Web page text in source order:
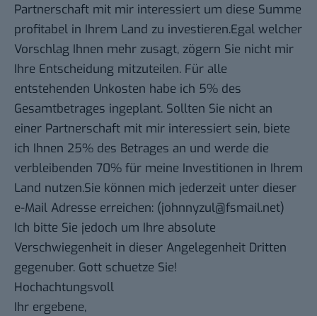
Partnerschaft mit mir interessiert um diese Summe
profitabel in Ihrem Land zu investieren.Egal welcher
Vorschlag Ihnen mehr zusagt, zögern Sie nicht mir
Ihre Entscheidung mitzuteilen. Für alle
entstehenden Unkosten habe ich 5% des
Gesamtbetrages ingeplant. Sollten Sie nicht an
einer Partnerschaft mit mir interessiert sein, biete
ich Ihnen 25% des Betrages an und werde die
verbleibenden 70% für meine Investitionen in Ihrem
Land nutzen.Sie können mich jederzeit unter dieser
e-Mail Adresse erreichen: (johnnyzul@fsmail.net)
Ich bitte Sie jedoch um Ihre absolute
Verschwiegenheit in dieser Angelegenheit Dritten
gegenuber. Gott schuetze Sie!
Hochachtungsvoll
Ihr ergebene,